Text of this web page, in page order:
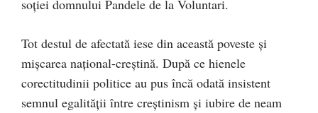
soţiei domnului Pandele de la Voluntari.
Tot destul de afectată iese din această poveste şi
mişcarea naţional-creştină. După ce hienele
corectitudinii politice au pus încă odată insistent
semnul egalităţii între creştinism şi iubire de neam